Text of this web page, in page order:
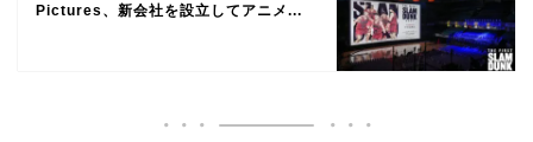
Pictures、新会社を設立してアニメ...